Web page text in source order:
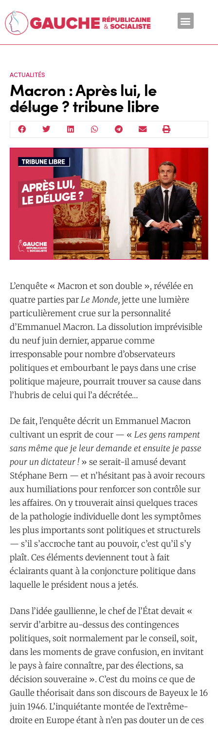
ACTUALITÉS
Macron : Après lui, le
déluge ? tribune libre
24 Déc 2024
L’enquête « Macron et son double », révélée en
quatre parties parLe Monde,jette une lumière
particulièrement crue sur la personnalité
d’Emmanuel Macron. La dissolution imprévisible
du neuf juin dernier, apparue comme
irresponsable pour nombre d’observateurs
politiques et embourbant le pays dans une crise
politique majeure, pourrait trouver sa cause dans
l’hubris de celui qui l’a décrétée…
De fait, l’enquête décrit un Emmanuel Macron
cultivant un esprit de cour — « Les gens rampent
sans même que je leur demande et ensuite je passe
pour un dictateur ! » se serait-il amusé devant
Stéphane Bern — et n’hésitant pas à avoir recours
aux humiliations pour renforcer son contrôle sur
les affaires. On y trouverait ainsi quelques traces
de la pathologie individuelle dont les symptômes
les plus importants sont politiques et structurels
— s’il s’accroche tant au pouvoir, c’est qu’il s’y
plaît. Ces éléments deviennent tout à fait
éclairants quant à la conjoncture politique dans
laquelle le président nous a jetés.
Dans l’idée gaullienne, le chef de l’État devait «
servir d’arbitre au-dessus des contingences
politiques, soit normalement par le conseil, soit,
dans les moments de grave confusion, en invitant
le pays à faire connaître, par des élections, sa
décision souveraine ». C’est du moins ce que de
Gaulle théorisait dans son discours de Bayeux le 16
juin 1946. L’inquiétante montée de l’extrême-
droite en Europe étant à n’en pas douter un de ces